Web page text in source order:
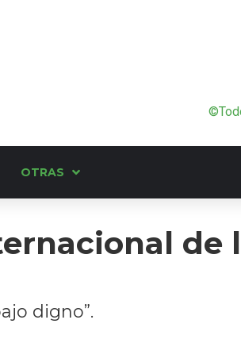
OTRAS
de
digno”.